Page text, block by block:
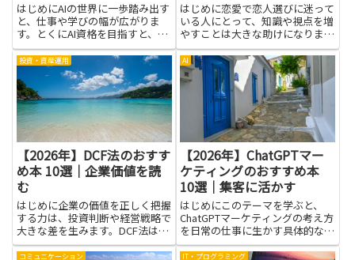
はじめにAIの世界に一歩踏み出す
と、仕事や学びの幅が広がりま
す。とくにAI資格を目指すと、基
礎から実践までを丁寧に整理して
くれる本が役立ちます。難しい用
語の説明が丁寧なものを選べば、
初めて触れる人でも道筋が見えや
すく、挫折しにくくなります。...
はじめに恋愛で恋人選びに迷って
いる人にとって、知識や視点を増
やすことは大きな助けになりま
す。相手選びの迷いを整える考え
方や心理の基本、価値観の見つめ
直し方、コミュニケーションのコ
ツなどを本から学べば、自分の軸
が明確になり判断がしやすくなり
投資・資産運用
【2026年】DCF法のおすす
め本 10選｜企業価値を読
む
はじめに企業の価値を正しく把握
する力は、投資判断や経営戦略で
大きな差を生みます。DCF法は将
来のキャッシュフローと割引率を
用いて企業価値を算出する手法
AI
【2026年】ChatGPTマー
ケティングのおすすめ本
10選｜集客に活かす
はじめにこのテーマを学ぶと、
ChatGPTマーケティングの考え方
を日常の仕事に生かす具体的な道
筋が見えてきます。AIを使った伝
え方や反応の分析を、難しくない
コミュニケーション IT・プログラミング